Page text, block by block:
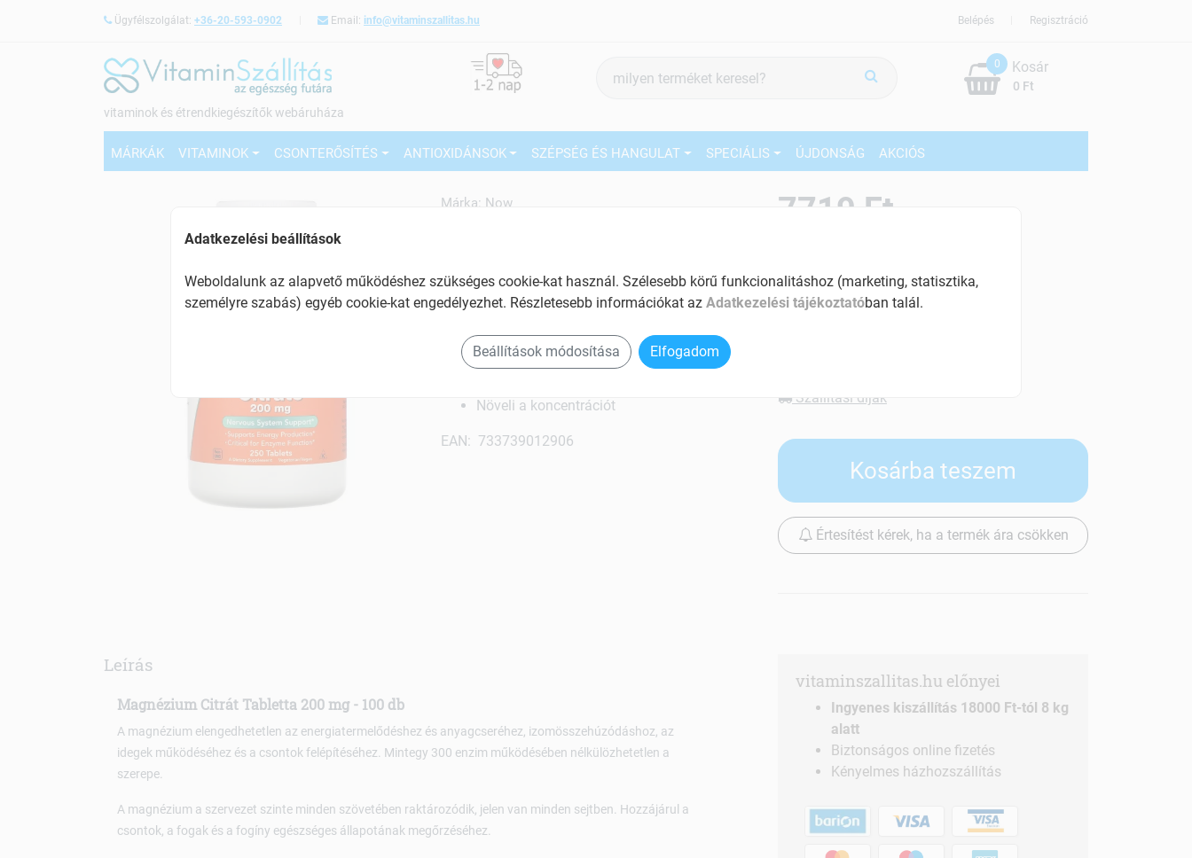
Ügyfélszolgálat: +36-20-593-0902 Email: info@vitaminszallitas.hu Regisztráció
Belépés
vitaminok és étrendkiegészítők webáruháza
keresés
0
0 Ft
Kosár
MÁRKÁK VITAMINOK CSONTERŐSÍTÉS ANTIOXIDÁNSOK SZÉPSÉG ÉS HANGULAT SPECIÁLIS ÚJDONSÁG AKCIÓS
Márka: Now
Magnézium tartalmú étrend kiegészítő
Tartalom: 100 db
Segít a fáradékonyság, a kifáradás
Növeli a koncentrációt
EAN: 733739012906
7719 Ft
Készletinformáció:
Elérhetõ
Szállítási díjak
Kosárba teszem
Értesítést kérek, ha a termék ára csökken
Leírás
Magnézium Citrát Tabletta 200 mg - 100 db
A magnézium elengedhetetlen az energiatermelődéshez és anyagcseréhez, izomösszehúzódáshoz, az
idegek működéséhez és a csontok felépítéséhez. Mintegy 300 enzim működésében nélkülözhetetlen a
szerepe.
A magnézium a szervezet szinte minden szövetében raktározódik, jelen van minden sejtben. Hozzájárul a
csontok, a fogak és a fogíny egészséges állapotának megőrzéséhez.
vitaminszallitas.hu előnyei
Ingyenes kiszállítás 18000 Ft-tól 8 kg
alatt
Biztonságos online fizetés
Kényelmes házhozszállítás
Adatkezelési beállítások
Weboldalunk az alapvető működéshez szükséges cookie-kat használ. Szélesebb körű funkcionalitáshoz (marketing, statisztika,
személyre szabás) egyéb cookie-kat engedélyezhet. Részletesebb információkat az Adatkezelési tájékoztatóban talál.
Beállítások módosítása Elfogadom